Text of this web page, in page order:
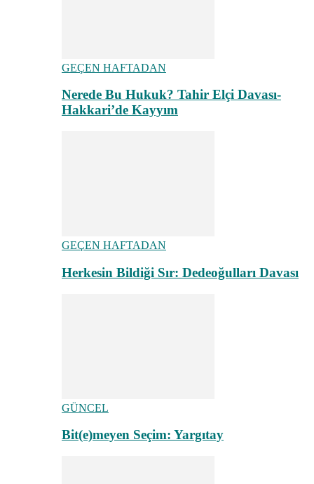
GEÇEN HAFTADAN
Nerede Bu Hukuk? Tahir Elçi Davası-
Hakkari’de Kayyım
GEÇEN HAFTADAN
Herkesin Bildiği Sır: Dedeoğulları Davası
GÜNCEL
Bit(e)meyen Seçim: Yargıtay